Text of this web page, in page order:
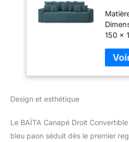
Bleu
150 x
Design et esthétique
Le BAÏTA Canapé Droit
bleu paon séduit dès le premier